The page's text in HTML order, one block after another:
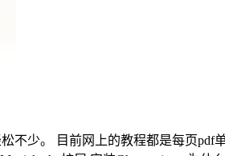
不少。 目前网上的教程都是每页pdf